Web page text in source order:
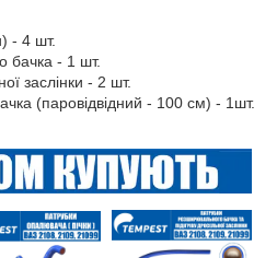
- 4 шт.
бачка - 1 шт.
заслінки - 2 шт.
(паровідвідний - 100 см) - 1шт.